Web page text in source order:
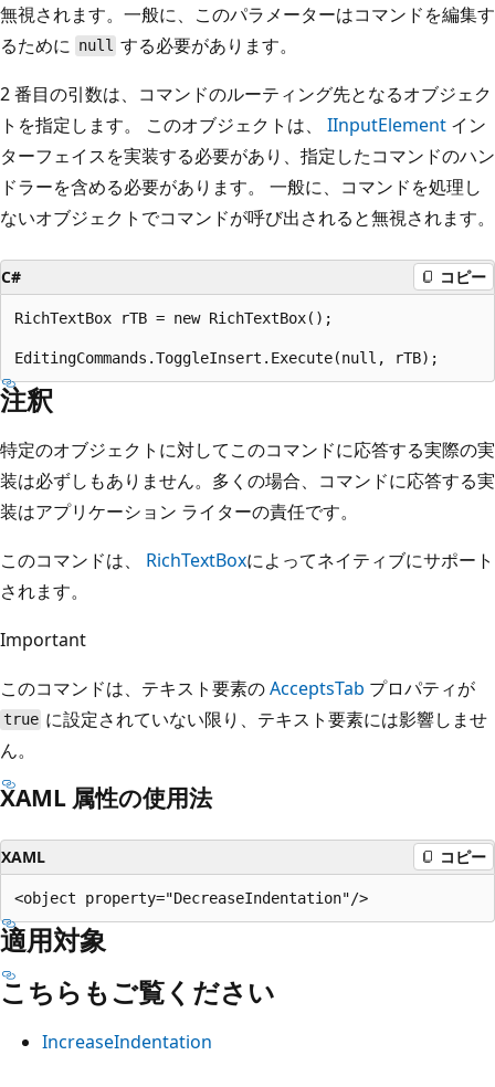
無視されます。一般に、このパラメーターはコマンドを編集す
るために null する必要があります。
2 番目の引数は、コマンドのルーティング先となるオブジェク
トを指定します。 このオブジェクトは、 IInputElement イン
ターフェイスを実装する必要があり、指定したコマンドのハン
ドラーを含める必要があります。 一般に、コマンドを処理し
ないオブジェクトでコマンドが呼び出されると無視されます。
C# コピー
RichTextBox rTB = new RichTextBox();
注釈
特定のオブジェクトに対してこのコマンドに応答する実際の実
装は必ずしもありません。多くの場合、コマンドに応答する実
装はアプリケーション ライターの責任です。
このコマンドは、 RichTextBoxによってネイティブにサポート
されます。
Important
このコマンドは、テキスト要素のAcceptsTab プロパティが
true に設定されていない限り、テキスト要素には影響しませ
ん。
XAML 属性の使用法
XAML コピー
適用対象
こちらもご覧ください
IncreaseIndentation